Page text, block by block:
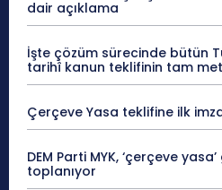
dair açıklama
İşte çözüm sürecinde bütün
tarihî kanun teklifinin tam
Çerçeve Yasa teklifine ilk
DEM Parti MYK, ‘çerçeve
toplanıyor